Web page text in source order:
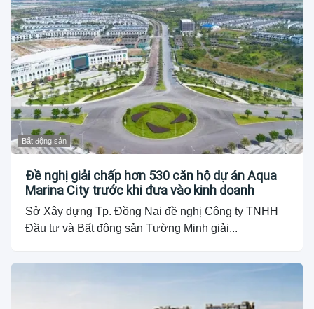
Bất động sản
Đề nghị giải chấp hơn 530 căn hộ dự án Aqua
Marina City trước khi đưa vào kinh doanh
Sở Xây dựng Tp. Đồng Nai đề nghị Công ty TNHH
Đầu tư và Bất động sản Tường Minh giải...